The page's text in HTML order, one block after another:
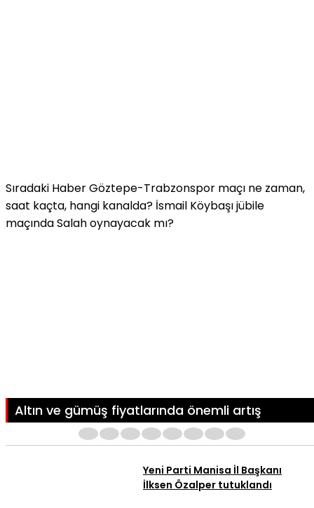
Sıradaki HaberGöztepe-Trabzonspor maçı ne zaman,
saat kaçta, hangi kanalda? İsmail Köybaşı jübile
maçında Salah oynayacak mı?
Altın ve gümüş fiyatlarında önemli artış
Yeni Parti Manisa İl Başkanı
İlksen Özalper tutuklandı